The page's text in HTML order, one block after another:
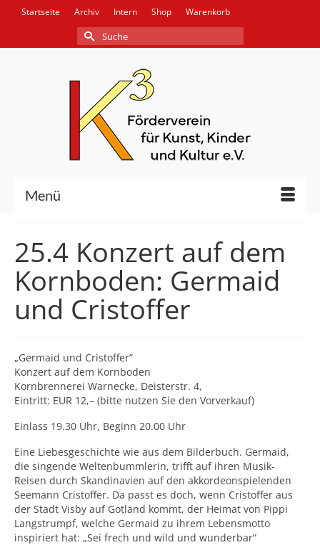
Startseite Archiv Intern Shop Warenkorb
Suche
nach:
Menü
25.4 Konzert auf dem
Kornboden: Germaid
und Cristoffer
„Germaid und Cristoffer”
Konzert auf dem Kornboden
Kornbrennerei Warnecke, Deisterstr. 4,
Eintritt: EUR 12,– (bitte nutzen Sie den Vorverkauf)
Einlass 19.30 Uhr, Beginn 20.00 Uhr
Eine Liebesgeschichte wie aus dem Bilderbuch. Germaid,
die singende Weltenbummlerin, trifft auf ihren Musik-
Reisen durch Skandinavien auf den akkordeonspielenden
Seemann Cristoffer. Da passt es doch, wenn Cristoffer aus
der Stadt Visby auf Gotland kommt, der Heimat von Pippi
Langstrumpf, welche Germaid zu ihrem Lebensmotto
inspiriert hat: „Sei frech und wild und wunderbar“